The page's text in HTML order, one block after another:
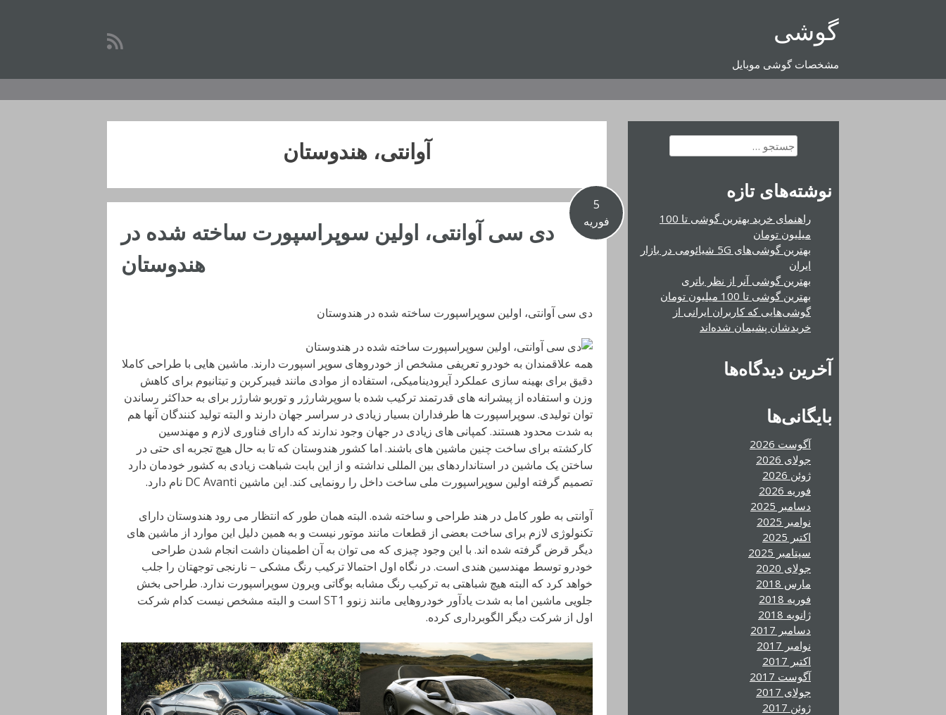
گوشی
مشخصات گوشی موبایل
آوانتی، هندوستان
5
فوریه
دی سی آوانتی، اولین سوپراسپورت ساخته شده در
هندوستان
دی سی آوانتی، اولین سوپراسپورت ساخته شده در هندوستان
همه علاقمندان به خودرو تعریفی مشخص از خودروهای سوپر اسپورت دارند. ماشین هایی با طراحی کاملا
دقیق برای بهینه سازی عملکرد آیرودینامیکی، استفاده از موادی مانند فیبرکربن و تیتانیوم برای کاهش
وزن و استفاده از پیشرانه های قدرتمند ترکیب شده با سوپرشارژر و توربو شارژر برای به حداکثر رساندن
توان تولیدی. سوپراسپورت ها طرفداران بسیار زیادی در سراسر جهان دارند و البته تولید کنندگان آنها هم
به شدت محدود هستند. کمپانی های زیادی در جهان وجود ندارند که دارای فناوری لازم و مهندسین
کارکشته برای ساخت چنین ماشین های باشند. اما کشور هندوستان که تا به حال هیچ تجربه ای حتی در
ساختن یک ماشین در استانداردهای بین المللی نداشته و از این بابت شباهت زیادی به کشور خودمان دارد
تصمیم گرفته اولین سوپراسپورت ملی ساخت داخل را رونمایی کند. این ماشین DC Avanti نام دارد.
آوانتی به طور کامل در هند طراحی و ساخته شده. البته همان طور که انتظار می رود هندوستان دارای
تکنولوژی لازم برای ساخت بعضی از قطعات مانند موتور نیست و به همین دلیل این موارد از ماشین های
دیگر قرض گرفته شده اند. با این وجود چیزی که می توان به آن اطمینان داشت انجام شدن طراحی
خودرو توسط مهندسین هندی است. در نگاه اول احتمالا ترکیب رنگ مشکی – نارنجی توجهتان را جلب
خواهد کرد که البته هیچ شباهتی به ترکیب رنگ مشابه بوگاتی ویرون سوپراسپورت ندارد. طراحی بخش
جلویی ماشین اما به شدت یادآور خودروهایی مانند زنوو ST1 است و البته مشخص نیست کدام شرکت
اول از شرکت دیگر الگوبرداری کرده.
جستجو
برای:
نوشته‌های تازه
راهنمای خرید بهترین گوشی تا 100
میلیون تومان
بهترین گوشی‌های 5G شیائومی در بازار
ایران
بهترین گوشی آنر از نظر باتری
بهترین گوشی تا 100 میلیون تومان
گوشی‌هایی که کاربران ایرانی از
خریدشان پشیمان شده‌اند
آخرین دیدگاه‌ها
بایگانی‌ها
آگوست 2026
جولای 2026
ژوئن 2026
فوریه 2026
دسامبر 2025
نوامبر 2025
اکتبر 2025
سپتامبر 2025
جولای 2020
مارس 2018
فوریه 2018
ژانویه 2018
دسامبر 2017
نوامبر 2017
اکتبر 2017
آگوست 2017
جولای 2017
ژوئن 2017